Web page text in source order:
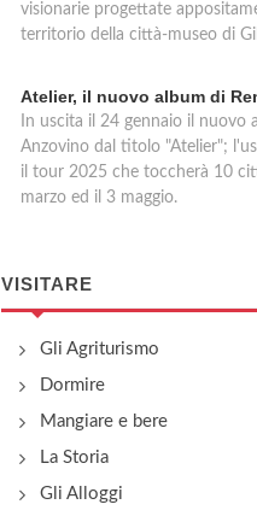
visionarie progettate
territorio della città-museo di
Atelier, il nuovo album di
In uscita il 24 gennaio il nuovo
Anzovino dal titolo "Atelier";
il tour 2025 che toccherà 10
marzo ed il 3 maggio.
VISITARE
Gli Agriturismo
Dormire
Mangiare e bere
La Storia
Gli Alloggi